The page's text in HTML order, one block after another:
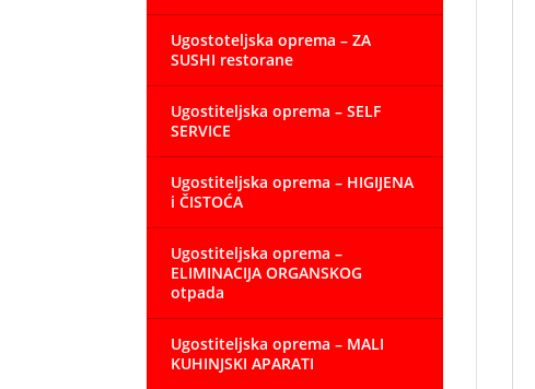
Ugostoteljska oprema – ZA
SUSHI restorane
Ugostiteljska oprema – SELF
SERVICE
Ugostiteljska oprema – HIGIJENA
i ČISTOĆA
Ugostiteljska oprema –
ELIMINACIJA ORGANSKOG
otpada
Ugostiteljska oprema – MALI
KUHINJSKI APARATI